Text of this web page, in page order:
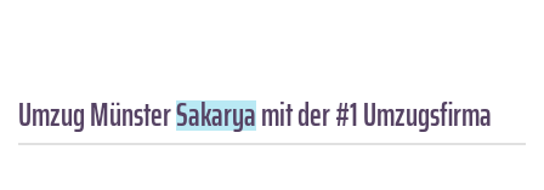
Umzug MünsterSakaryamit der #1 Umzugsfirma